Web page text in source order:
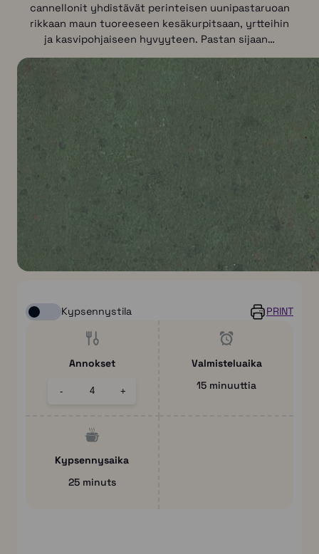
cannellonit yhdistävät perinteisen uunipastaruoan
rikkaan maun tuoreeseen kesäkurpitsaan, yrtteihin
ja kasvipohjaiseen hyvyyteen. Pastan sijaan…
Kypsennystila PRINT
Annokset
- +
Valmisteluaika
15 minuuttia
Kypsennysaika
25 minuts